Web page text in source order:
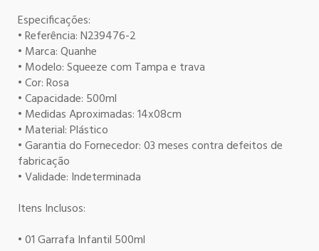
Especificações:
• Referência: N239476-2
• Marca: Quanhe
• Modelo: Squeeze com Tampa e trava
• Cor: Rosa
• Capacidade: 500ml
• Medidas Aproximadas: 14x08cm
• Material: Plástico
• Garantia do Fornecedor: 03 meses contra defeitos de
fabricação
• Validade: Indeterminada
Itens Inclusos:
• 01 Garrafa Infantil 500ml